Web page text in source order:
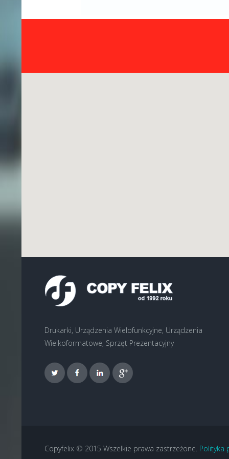
Drukarki, Urządzenia Wielofunkcyjne, Urządzenia
Wielkoformatowe, Sprzęt Prezentacyjny
Copyfelix © 2015 Wszelkie prawa zastrzeżone. Polityka